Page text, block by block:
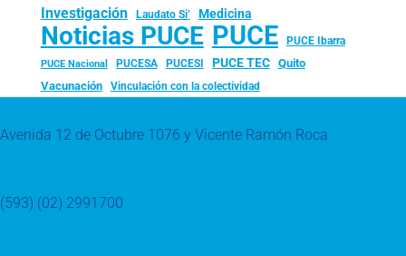
Investigación Laudato Si’ Medicina
Noticias PUCE PUCE PUCE Ibarra
PUCE Nacional PUCESA PUCESI PUCE TEC
Quito
Vacunación
Vinculación con la colectividad
Avenida 12 de Octubre 1076 y Vicente Ramón Roca
(593) (02) 2991700